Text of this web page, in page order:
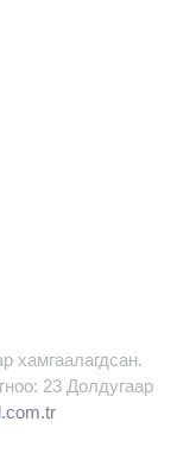
хамгаалагдсан.
23 Долдугаар